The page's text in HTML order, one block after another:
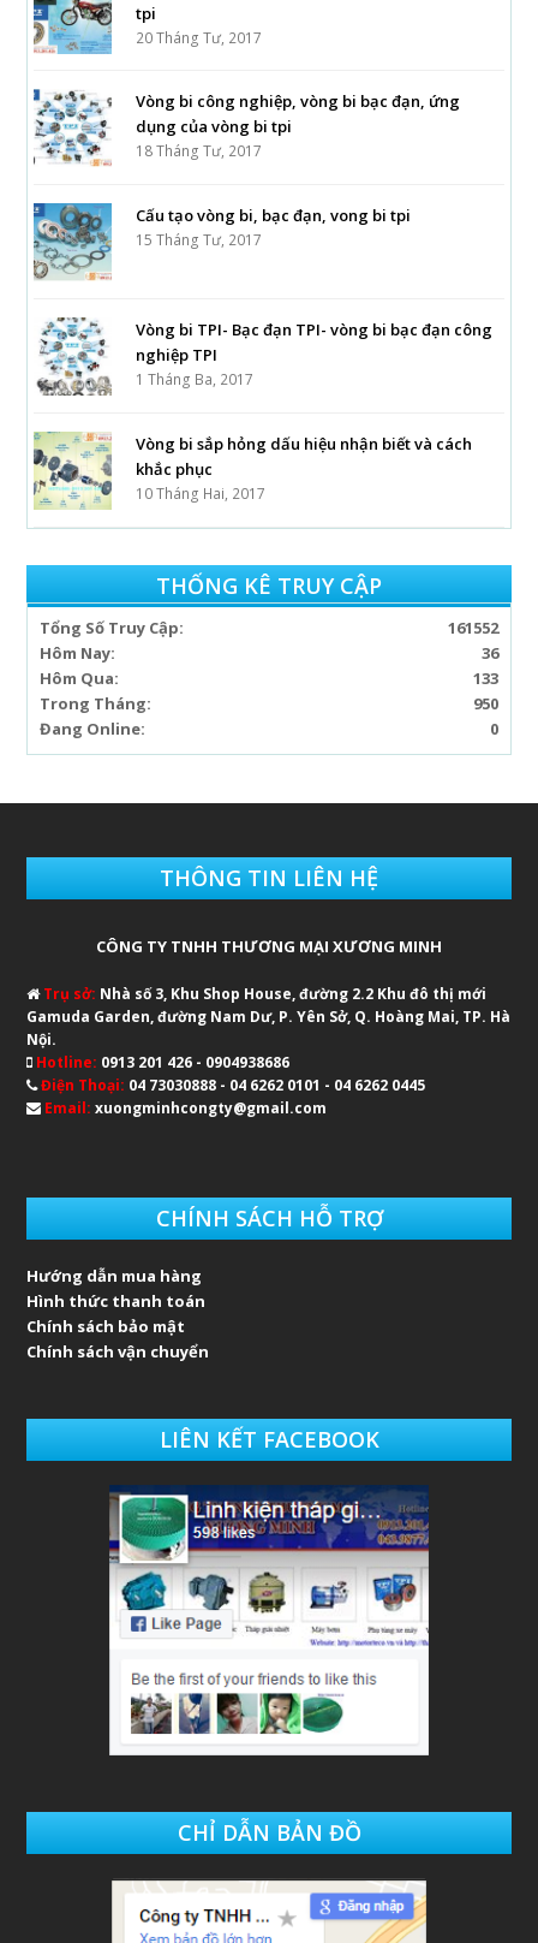
tpi
20 Tháng Tư, 2017
Vòng bi công nghiệp, vòng bi bạc đạn, ứng
dụng của vòng bi tpi
18 Tháng Tư, 2017
Cấu tạo vòng bi, bạc đạn, vong bi tpi
15 Tháng Tư, 2017
Vòng bi TPI- Bạc đạn TPI- vòng bi bạc đạn công
nghiệp TPI
1 Tháng Ba, 2017
Vòng bi sắp hỏng dấu hiệu nhận biết và cách
khắc phục
10 Tháng Hai, 2017
THỐNG KÊ TRUY CẬP
161552
Tổng Số Truy Cập:
36
Hôm Nay:
133
Hôm Qua:
950
Trong Tháng:
0
Đang Online:
THÔNG TIN LIÊN HỆ
CÔNG TY TNHH THƯƠNG MẠI XƯƠNG MINH
Trụ sở: Nhà số 3, Khu Shop House, đường 2.2 Khu đô thị mới
Gamuda Garden, đường Nam Dư, P. Yên Sở, Q. Hoàng Mai, TP. Hà
Nội.
Hotline: 0913 201 426 - 0904938686
Điện Thoại: 04 73030888 - 04 6262 0101 - 04 6262 0445
Email: xuongminhcongty@gmail.com
CHÍNH SÁCH HỖ TRỢ
Hướng dẫn mua hàng
Hình thức thanh toán
Chính sách bảo mật
Chính sách vận chuyển
LIÊN KẾT FACEBOOK
CHỈ DẪN BẢN ĐỒ